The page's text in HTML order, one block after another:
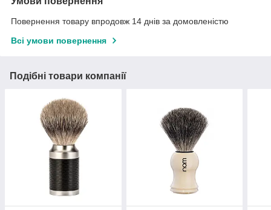
Повернення товару впродовж 14 днів за домовленістю
Всі умови повернення
Подібні товари компанії